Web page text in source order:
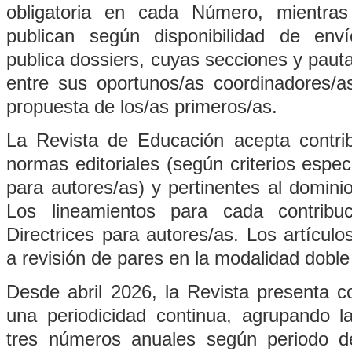
obligatoria en cada Número,
publican según disponibilidad de
publica dossiers, cuyas secciones y
entre sus oportunos/as
propuesta de los/as primeros/as.
La Revista de Educación acepta
normas editoriales (según criterios
para autores/as) y pertinentes al
Los lineamientos para cada
Directrices para autores/as. Los
a revisión de pares en la modalidad
Desde abril 2026, la Revistapresenta
una periodicidad continua, agrupando
tres números anuales según periodo